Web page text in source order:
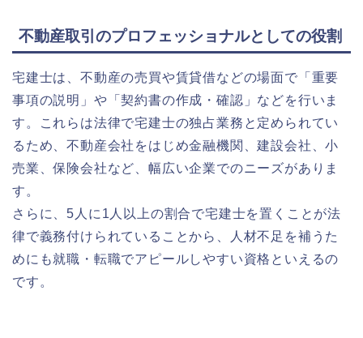
不動産取引のプロフェッショナルとしての役割
宅建士は、不動産の売買や賃貸借などの場面で「重要
事項の説明」や「契約書の作成・確認」などを行いま
す。これらは法律で宅建士の独占業務と定められてい
るため、不動産会社をはじめ金融機関、建設会社、小
売業、保険会社など、幅広い企業でのニーズがありま
す。
さらに、5人に1人以上の割合で宅建士を置くことが法
律で義務付けられていることから、人材不足を補うた
めにも就職・転職でアピールしやすい資格といえるの
です。